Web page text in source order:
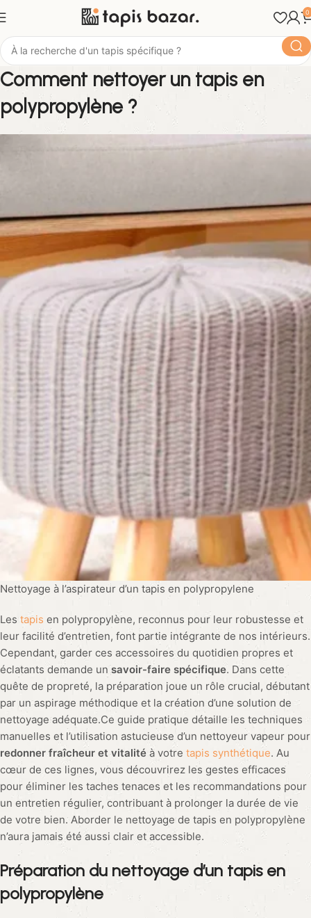
0
Comment nettoyer un tapis en
polypropylène ?
Nettoyage à l’aspirateur d’un tapis en polypropylene
Les tapis en polypropylène, reconnus pour leur robustesse et
leur facilité d’entretien, font partie intégrante de nos intérieurs.
Cependant, garder ces accessoires du quotidien propres et
éclatants demande unsavoir-faire spécifique. Dans cette
quête de propreté, la préparation joue un rôle crucial, débutant
par un aspirage méthodique et la création d’une solution de
nettoyage adéquate.Ce guide pratique détaille les techniques
manuelles et l’utilisation astucieuse d’un nettoyeur vapeur pour
redonner fraîcheur et vitalité à votre tapis synthétique. Au
cœur de ces lignes, vous découvrirez les gestes efficaces
pour éliminer les taches tenaces et les recommandations pour
un entretien régulier, contribuant à prolonger la durée de vie
de votre bien. Aborder le nettoyage de tapis en polypropylène
n’aura jamais été aussi clair et accessible.
Préparation du nettoyage d’un tapis en
polypropylène